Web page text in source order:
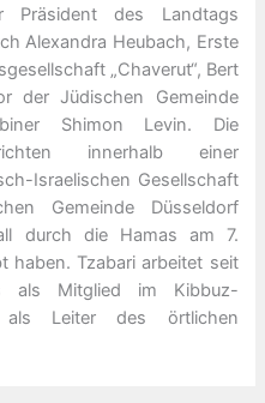
Präsident des Landtags
Alexandra Heubach, Erste
„Chaverut“, Bert
der Jüdischen Gemeinde
Shimon Levin. Die
innerhalb einer
Israelischen Gesellschaft
Gemeinde Düsseldorf
durch die Hamas am 7.
haben. Tzabari arbeitet seit
als Mitglied im Kibbuz-
als Leiter des örtlichen